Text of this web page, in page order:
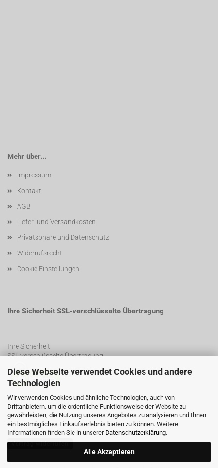
Diese Webseite verwendet Cookies und andere
Technologien
Wir verwenden Cookies und ähnliche Technologien, auch von
Drittanbietern, um die ordentliche Funktionsweise der Website zu
gewährleisten, die Nutzung unseres Angebotes zu analysieren und Ihnen
ein bestmögliches Einkaufserlebnis bieten zu können. Weitere
Informationen finden Sie in unserer Datenschutzerklärung.
Alle Akzeptieren
Mehr über...
Impressum
Kontakt
AGB
Liefer- und Versandkosten
Privatsphäre und Datenschutz
Widerrufsrecht
Cookie Einstellungen
Ihre Sicherheit SSL-verschlüsselte Übertragung
Ihre Sicherheit
SSL-verschlüsselte Übertragung
SSL Certificate
Vertrag widerrufen